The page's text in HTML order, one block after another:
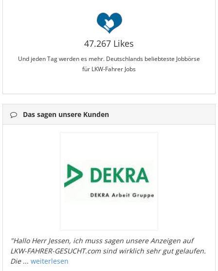
47.267 Likes
Und jeden Tag werden es mehr. Deutschlands beliebteste Jobbörse
für LKW-Fahrer Jobs
Das sagen unsere Kunden
"Hallo Herr Jessen, ich muss sagen unsere Anzeigen auf
LKW-FAHRER-GESUCHT.com sind wirklich sehr gut gelaufen.
Die... weiterlesen